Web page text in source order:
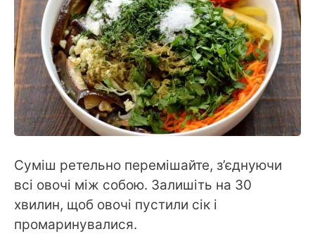
Суміш ретельно перемішайте, з’єднуючи
всі овочі між собою. Залишіть на 30
хвилин, щоб овочі пустили сік і
промаринувалися.